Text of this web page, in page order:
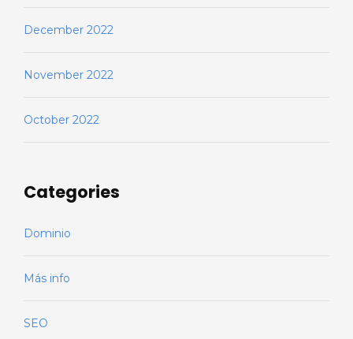
December 2022
November 2022
October 2022
Categories
Dominio
Más info
SEO